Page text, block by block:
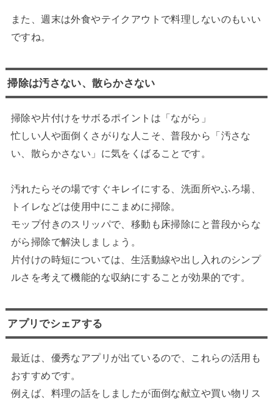
また、週末は外食やテイクアウトで料理しないのもいい
ですね。
掃除は汚さない、散らかさない
掃除や片付けをサボるポイントは「ながら」
忙しい人や面倒くさがりな人こそ、普段から「汚さな
い、散らかさない」に気をくばることです。
汚れたらその場ですぐキレイにする、洗面所やふろ場、
トイレなどは使用中にこまめに掃除。
モップ付きのスリッパで、移動も床掃除にと普段からな
がら掃除で解決しましょう。
片付けの時短については、生活動線や出し入れのシンプ
ルさを考えて機能的な収納にすることが効果的です。
アプリでシェアする
最近は、優秀なアプリが出ているので、これらの活用も
おすすめです。
例えば、料理の話をしましたが面倒な献立や買い物リス